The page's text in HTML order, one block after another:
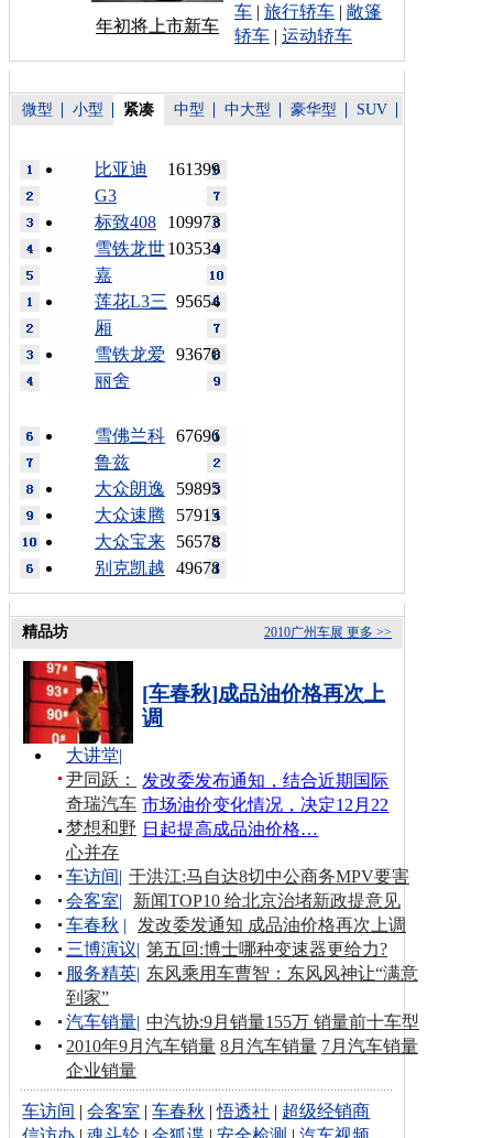
年初将上市新车
车 | 旅行轿车 | 敞篷
轿车 | 运动轿车
微型 小型 紧凑 中型 中大型 豪华型 SUV
161399
比亚迪
G3
109973
标致408
103534
雪铁龙世
嘉
95654
莲花L3三
厢
93670
雪铁龙爱
丽舍
67696
雪佛兰科
鲁兹
59895
大众朗逸
57915
大众速腾
56578
大众宝来
49678
别克凯越
更多 >>
2010广州车展
精品坊
[车春秋]成品油价格再次上
调
发改委发布通知，结合近期国际
市场油价变化情况，决定12月22
日起提高成品油价格…
大讲堂|
尹同跃：
奇瑞汽车
梦想和野
心并存
车访间| 于洪江:马自达8切中公商务MPV要害
会客室|
新闻TOP10 给北京治堵新政提意见
车春秋 |
发改委发通知 成品油价格再次上调
三博演议| 第五回:博士哪种变速器更给力?
服务精英| 东风乘用车曹智：东风风神让“满意
到家”
汽车销量| 中汽协:9月销量155万 销量前十车型
2010年9月汽车销量 8月汽车销量 7月汽车销量
企业销量
车访间 |会客室 |车春秋 |悟透社 | 超级经销商